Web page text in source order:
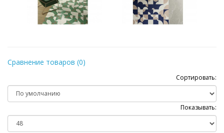
Сравнение товаров (0)
Сортировать:
Показывать: